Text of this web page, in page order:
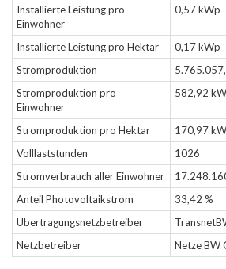
Installierte Leistung pro
Einwohner
0,57 kWp
Installierte Leistung pro Hektar
0,17 kWp
Stromproduktion
Stromproduktion pro
Einwohner
582,92
Stromproduktion pro Hektar
170,97
Volllaststunden
1026
Stromverbrauch aller Einwohner
Anteil Photovoltaikstrom
33,42 %
Übertragungsnetzbetreiber
Netzbetreiber
Netze BW